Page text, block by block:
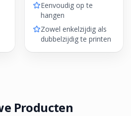
Eenvoudig op te
hangen
Zowel enkelzijdig als
dubbelzijdig te printen
Producten